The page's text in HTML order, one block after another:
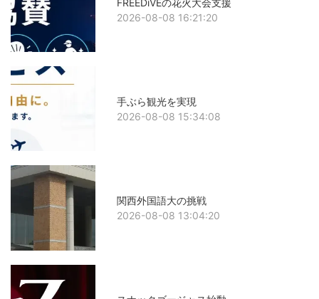
2026-08-08 16:21:20
手ぶら観光を実現
2026-08-08 15:34:08
関西外国語大の挑戦
2026-08-08 13:04:20